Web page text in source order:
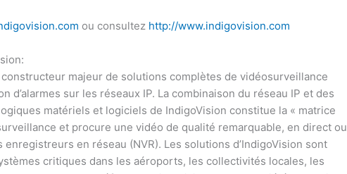
ou consultez http://www.indigovision.com
majeur de solutions complètes de vidéosurveillance
d’alarmes sur les réseaux IP. La combinaison du réseau IP et des
matériels et logiciels de IndigoVision constitue la « matrice
et procure une vidéo de qualité remarquable, en direct ou
en réseau (NVR). Les solutions d’IndigoVision sont
critiques dans les aéroports, les collectivités locales, les